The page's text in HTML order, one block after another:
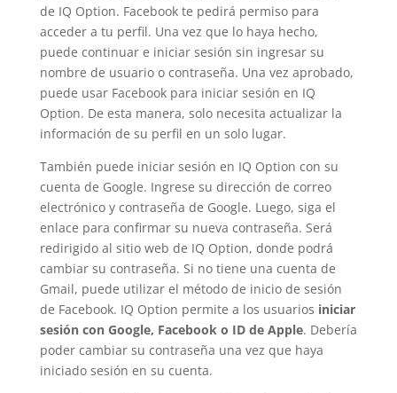
de IQ Option. Facebook te pedirá permiso para
acceder a tu perfil. Una vez que lo haya hecho,
puede continuar e iniciar sesión sin ingresar su
nombre de usuario o contraseña. Una vez aprobado,
puede usar Facebook para iniciar sesión en IQ
Option. De esta manera, solo necesita actualizar la
información de su perfil en un solo lugar.
También puede iniciar sesión en IQ Option con su
cuenta de Google. Ingrese su dirección de correo
electrónico y contraseña de Google. Luego, siga el
enlace para confirmar su nueva contraseña. Será
redirigido al sitio web de IQ Option, donde podrá
cambiar su contraseña. Si no tiene una cuenta de
Gmail, puede utilizar el método de inicio de sesión
de Facebook. IQ Option permite a los usuarios iniciar
sesión con Google, Facebook o ID de Apple. Debería
poder cambiar su contraseña una vez que haya
iniciado sesión en su cuenta.